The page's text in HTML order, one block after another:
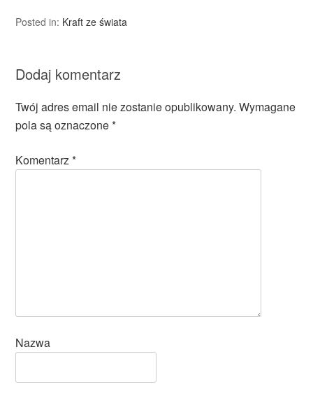
Posted in: Kraft ze świata
Dodaj komentarz
Twój adres email nie zostanie opublikowany. Wymagane
pola są oznaczone*
Komentarz*
Nazwa